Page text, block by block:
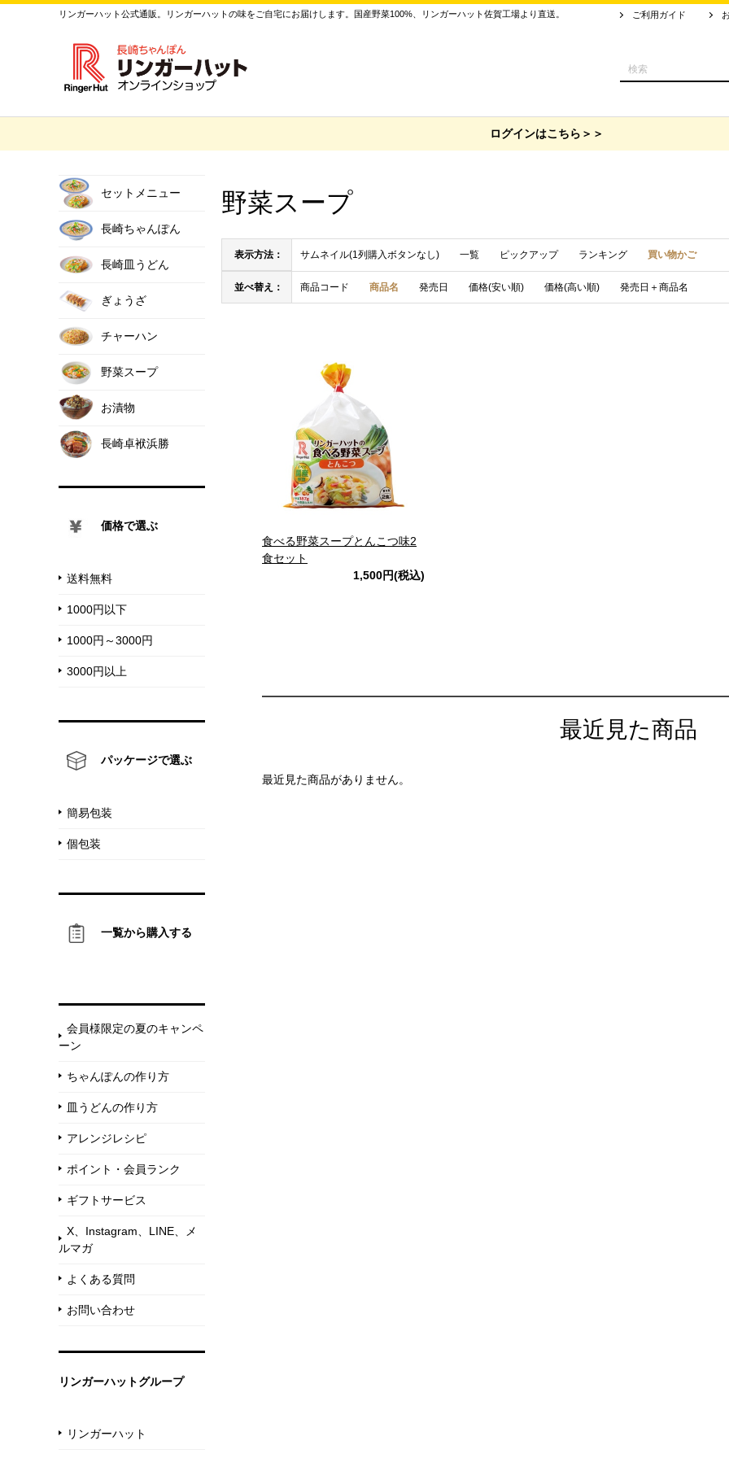
リンガーハット公式通販。リンガーハットの味をご自宅にお届けします。国産野菜100%、リンガーハット佐賀工場より直送。 ご利用ガイド
ログインはこちら＞＞
セットメニュー
長崎ちゃんぽん
長崎皿うどん
ぎょうざ
チャーハン
野菜スープ
お漬物
長崎卓袱浜勝
価格で選ぶ
送料無料
1000円以下
1000円～3000円
3000円以上
パッケージで選ぶ
簡易包装
個包装
一覧から購入する
会員様限定の夏のキャンペ
ーン
ちゃんぽんの作り方
皿うどんの作り方
アレンジレシピ
ポイント・会員ランク
ギフトサービス
X、Instagram、LINE、メ
ルマガ
よくある質問
お問い合わせ
リンガーハットグループ
リンガーハット
野菜スープ
表示方法： サムネイル(1列購入ボタンなし) 一覧 ピックアップ ランキング 買い物かご
並べ替え： 商品コード 商品名 発売日 価格(安い順) 価格(高い順) 発売日＋商品名
食べる野菜スープとんこつ味2
食セット
1,500円(税込)
最近見た商品
最近見た商品がありません。